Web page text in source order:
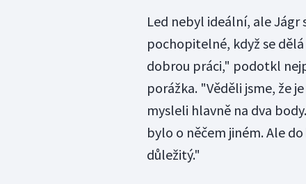
Led nebyl ideální, ale
pochopitelné, když se
dobrou práci," podotkl
porážka. "Věděli jsme, že
mysleli hlavně na dva
bylo o něčem jiném. Ale
důležitý."